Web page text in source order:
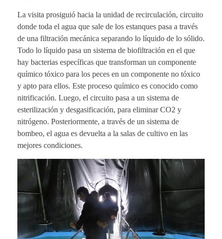
La visita prosiguió hacia la unidad de recirculación, circuito
donde toda el agua que sale de los estanques pasa a través
de una filtración mecánica separando lo líquido de lo sólido.
Todo lo líquido pasa un sistema de biofiltración en el que
hay bacterias específicas que transforman un componente
químico tóxico para los peces en un componente no tóxico
y apto para ellos. Este proceso químico es conocido como
nitrificación. Luego, el circuito pasa a un sistema de
esterilización y desgasificación, para eliminar CO2 y
nitrógeno. Posteriormente, a través de un sistema de
bombeo, el agua es devuelta a la salas de cultivo en las
mejores condiciones.